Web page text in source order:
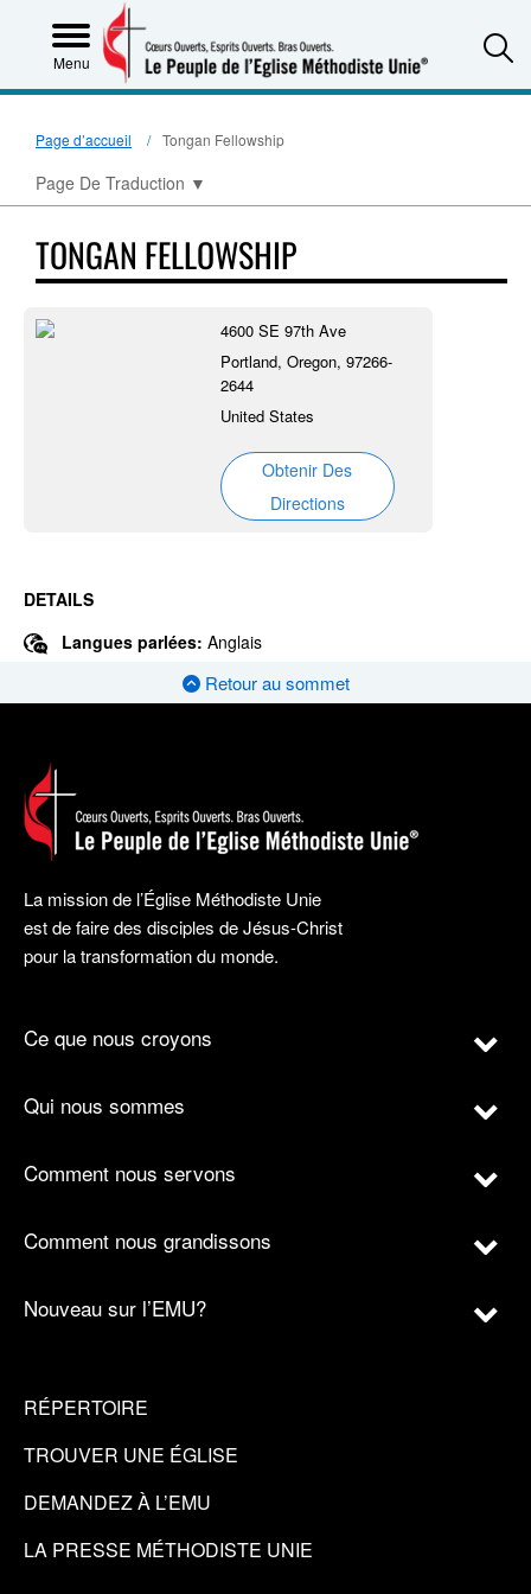
Menu
Page d’accueil Tongan Fellowship
Page De Traduction ▼
TONGAN FELLOWSHIP
4600 SE 97th Ave
Portland, Oregon, 97266-
2644
United States
Obtenir Des
Directions
DETAILS
Langues parlées: Anglais
Retour au sommet
La mission de l’Église Méthodiste Unie
est de faire des disciples de Jésus-Christ
pour la transformation du monde.
Ce que nous croyons
Qui nous sommes
Comment nous servons
Comment nous grandissons
Nouveau sur l’EMU?
RÉPERTOIRE
TROUVER UNE ÉGLISE
DEMANDEZ À L’EMU
LA PRESSE MÉTHODISTE UNIE